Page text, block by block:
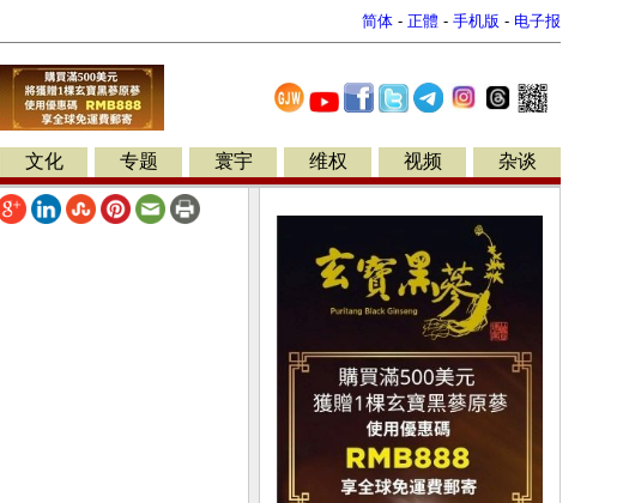
简体 - 正體 - 手机版 - 电子报
文化 专题 寰宇 维权 视频 杂谈